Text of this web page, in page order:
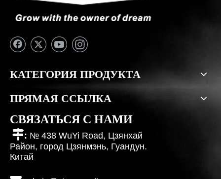
КАТЕГОРИЯ ПРОДУКТА
ПРЯМАЯ ССЫЛКА
СВЯЗАТЬСЯ С НАМИ
: № 438 WuYi Road, Цзянхай
Район, город Цзянмэнь, Гуандун.
Китай